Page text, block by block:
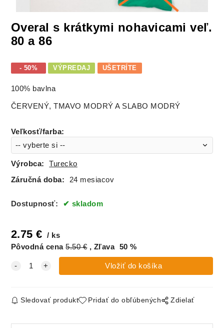
Overal s krátkymi nohavicami veľ.
80 a 86
- 50% VÝPREDAJ UŠETRÍTE
100% bavlna
ČERVENÝ, TMAVO MODRÝ A SLABO MODRÝ
Veľkosť/farba:
Výrobca: Turecko
Záručná doba: 24 mesiacov
Dostupnosť: skladom
2.75 €
ks
Pôvodná cena 5.50€ Zľava 50 %
Sledovať produkt Pridať do obľúbených Zdielať